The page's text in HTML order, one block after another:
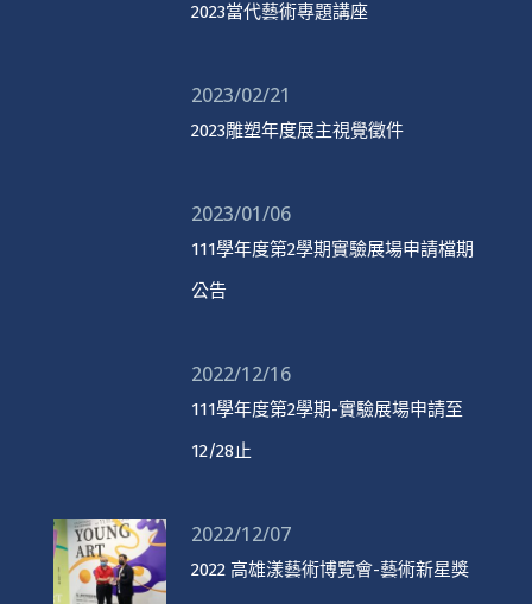
2023當代藝術專題講座
2023/02/21
2023雕塑年度展主視覺徵件
2023/01/06
111學年度第2學期實驗展場申請檔期
公告
2022/12/16
111學年度第2學期-實驗展場申請至
12/28止
2022/12/07
2022 高雄漾藝術博覽會-藝術新星獎